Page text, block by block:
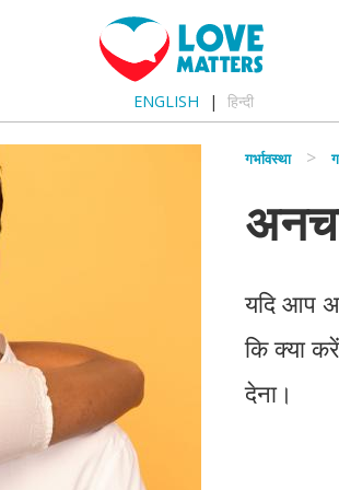
ENGLISH हिन्दी
गर्भावस्था
यदि आप
कि क्या
देना।